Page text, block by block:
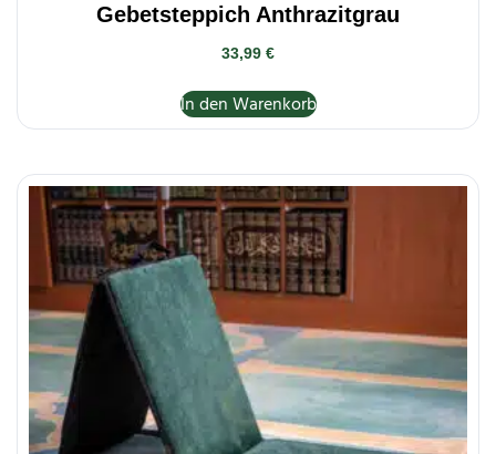
Gebetsteppich Anthrazitgrau
33,99 €
In den Warenkorb